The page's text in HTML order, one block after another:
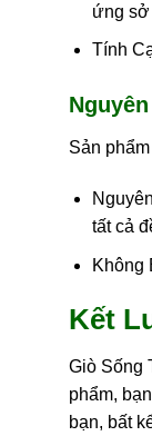
ứng sở
Tính
Sản
tất cả
Không
Kết
Giò Sống
phẩm,
bạn, bất